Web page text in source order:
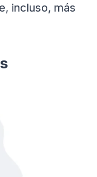
incluso, más